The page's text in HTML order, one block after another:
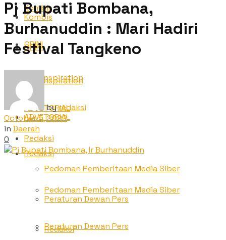
Kombis
OPINI
TNC Inspiration
ADVETORIAL
Redaksi
Pedoman Pemberitaan Media Siber
Peraturan Dewan Pers
Kombis
OPINI
TNC Inspiration
ADVETORIAL
Redaksi
Pedoman Pemberitaan Media Siber
Peraturan Dewan Pers
Redaksi
Pj Bupati Bombana,
Burhanuddin : Mari Hadiri
Festival Tangkeno
byredaksi
October 5, 2022
in Daerah
0